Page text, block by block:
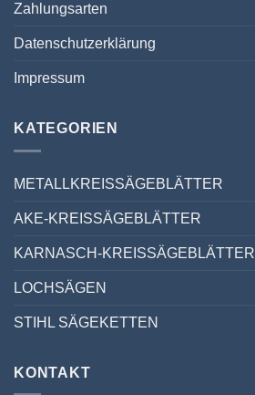
Zahlungsarten
Datenschutzerklärung
Impressum
KATEGORIEN
METALLKREISSÄGEBLÄTTER
AKE-KREISSÄGEBLÄTTER
KARNASCH-KREISSÄGEBLÄTTER
LOCHSÄGEN
STIHL SÄGEKETTEN
KONTAKT